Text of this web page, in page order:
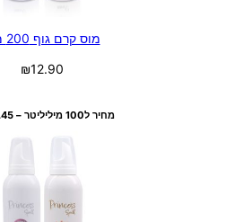
מוס קרם גוף 200 מ'ל
₪12.90
מחיר ל100 מיליליטר – 6.45 ש"ח